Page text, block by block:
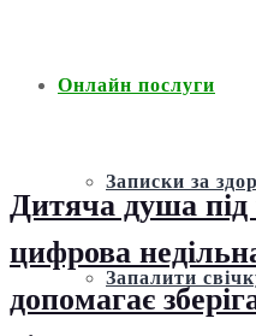
Онлайн послуги
Записки за
Запалити
Дитяча душа під
цифрова
допомагає